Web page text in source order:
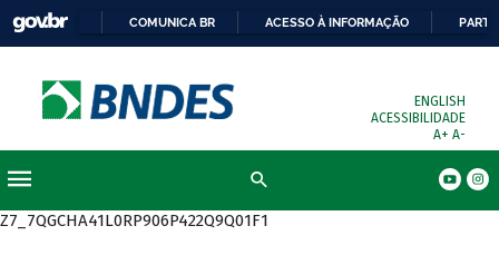
COMUNICA BR ACESSO À INFORMAÇÃO
ENGLISH
ACESSIBILIDADE
A+ A-
Z7_7QGCHA41L0RP906P422Q9Q01F1